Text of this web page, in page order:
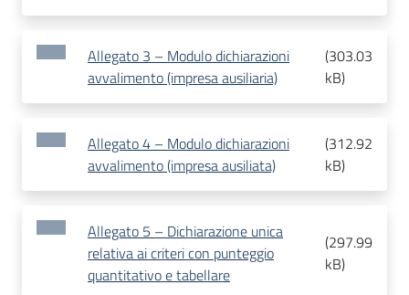
Allegato 3 – Modulo dichiarazioni
avvalimento (impresa ausiliaria)
(303.03
kB)
Allegato 4 – Modulo dichiarazioni
avvalimento (impresa ausiliata)
(312.92
kB)
Allegato 5 – Dichiarazione unica
relativa ai criteri con punteggio
quantitativo e tabellare
(297.99
kB)